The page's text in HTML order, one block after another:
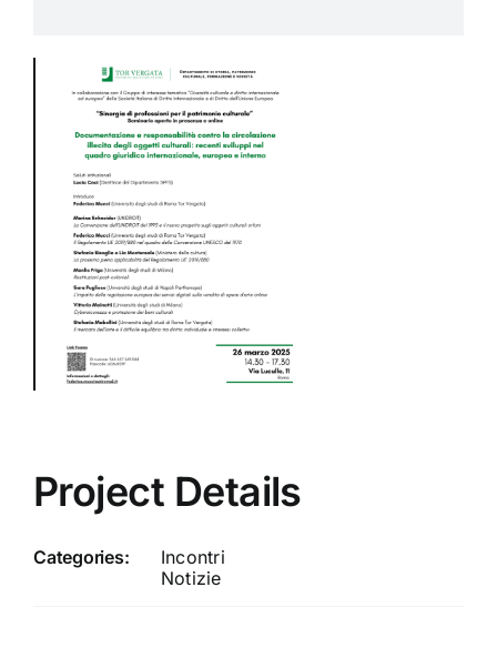
Project Details
Categories:
Incontri
Notizie